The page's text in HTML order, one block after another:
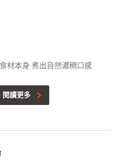
材本身 煮出自然濃稠口感
閱讀更多